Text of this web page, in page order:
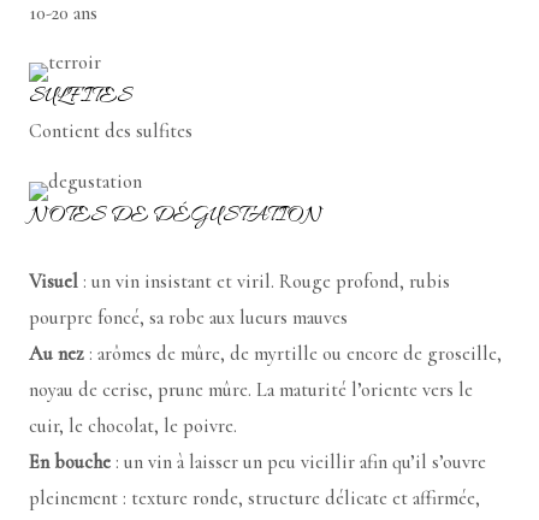
10-20 ans
SULFITES
Contient des sulfites
NOTES DE DÉGUSTATION
Visuel : un vin insistant et viril. Rouge profond, rubis
pourpre foncé, sa robe aux lueurs mauves
Au nez : arômes de mûre, de myrtille ou encore de groseille,
noyau de cerise, prune mûre. La maturité l’oriente vers le
cuir, le chocolat, le poivre.
En bouche : un vin à laisser un peu vieillir afin qu’il s’ouvre
pleinement : texture ronde, structure délicate et affirmée,